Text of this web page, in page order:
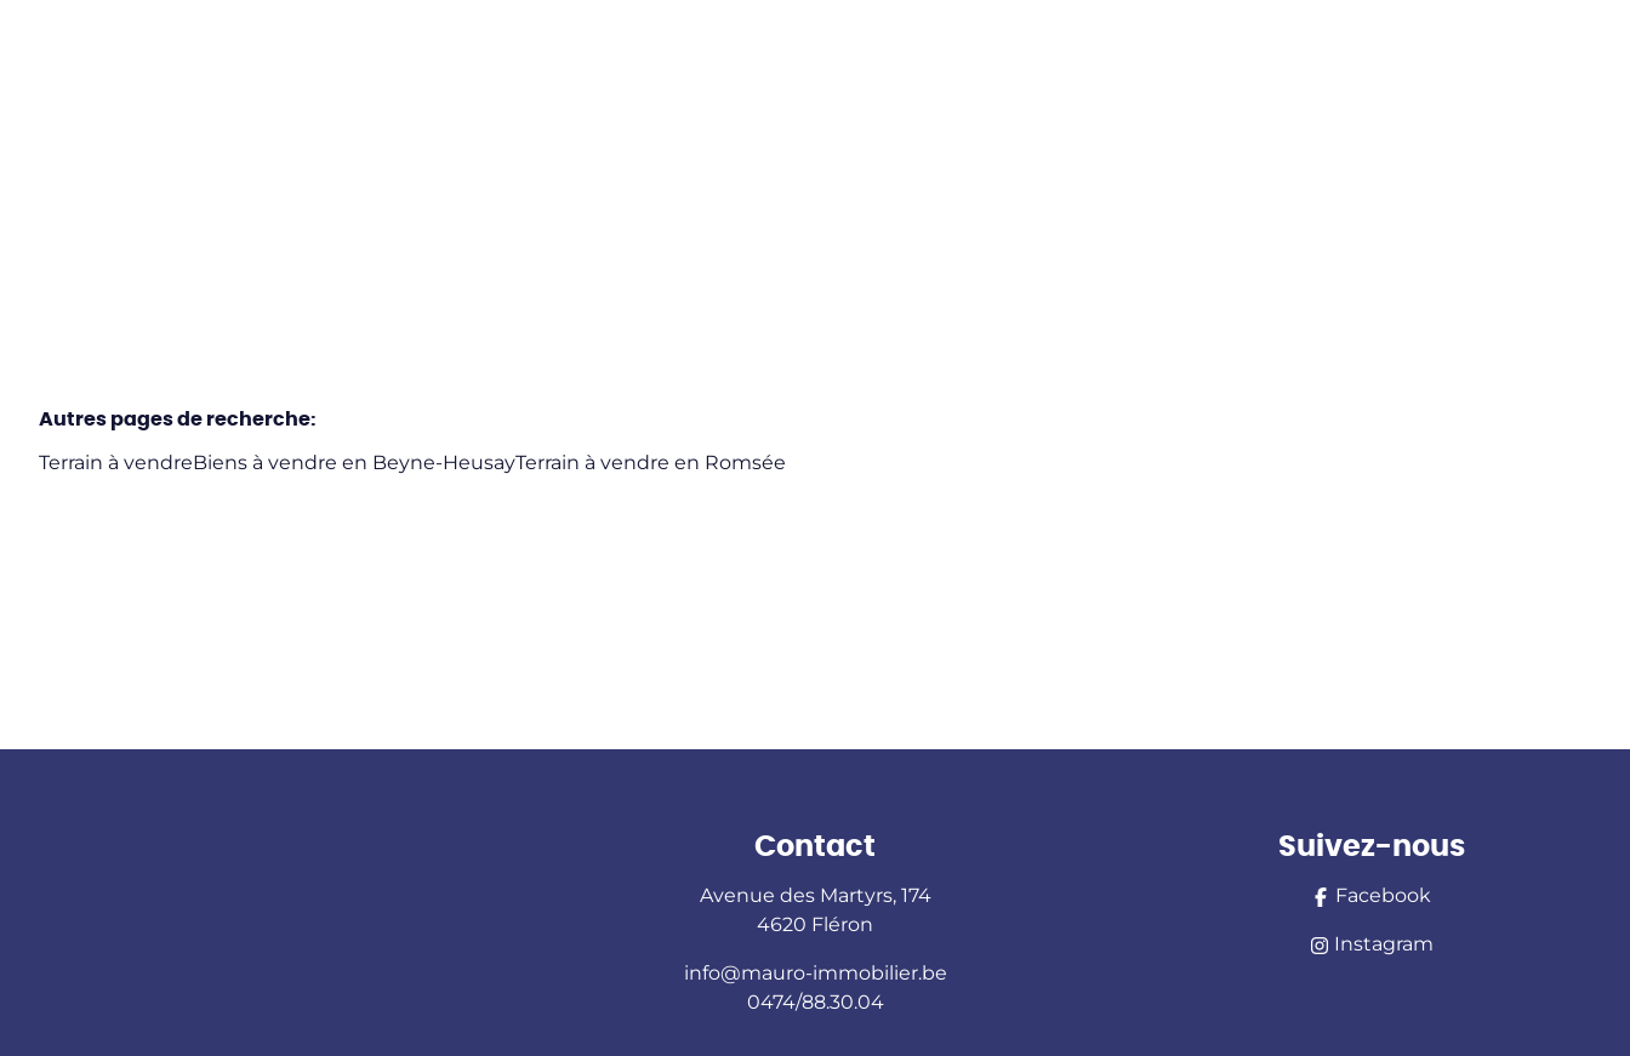
Autres pages de recherche:
Terrain à vendreBiens à vendre en Beyne-HeusayTerrain à vendre en Romsée
Contact
Avenue des Martyrs, 174
4620 Fléron
info@mauro-immobilier.be
0474/88.30.04
Suivez-nous
Facebook
Instagram